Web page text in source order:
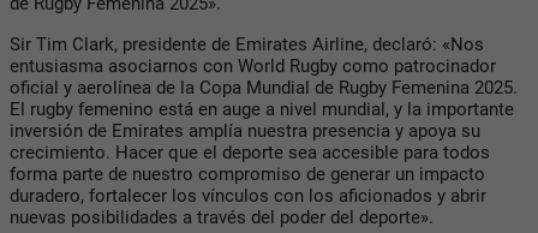
Sir Tim Clark, presidente de Emirates Airline, declaró: «Nos
entusiasma asociarnos con World Rugby como patrocinador
oficial y aerolínea de la Copa Mundial de Rugby Femenina 2025.
El rugby femenino está en auge a nivel mundial, y la importante
inversión de Emirates amplía nuestra presencia y apoya su
crecimiento. Hacer que el deporte sea accesible para todos
forma parte de nuestro compromiso de generar un impacto
duradero, fortalecer los vínculos con los aficionados y abrir
nuevas posibilidades a través del poder del deporte».